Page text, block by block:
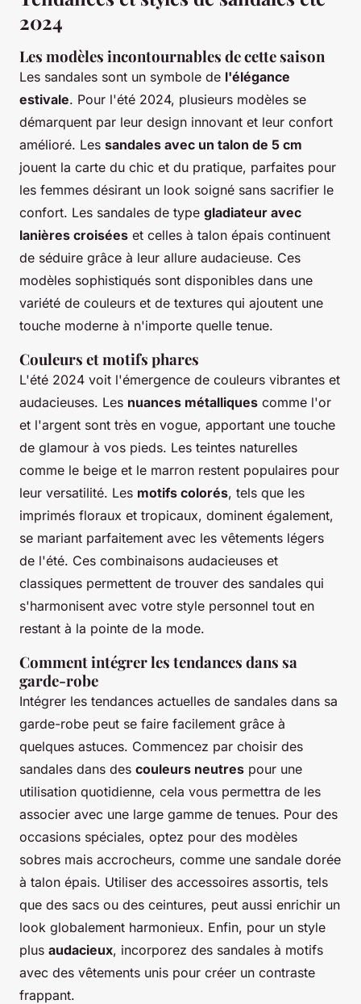
2024
Les modèles incontournables de cette saison
Les sandales sont un symbole de l'élégance
estivale. Pour l'été 2024, plusieurs modèles se
démarquent par leur design innovant et leur confort
amélioré. Les sandales avec un talon de 5 cm
jouent la carte du chic et du pratique, parfaites pour
les femmes désirant un look soigné sans sacrifier le
confort. Les sandales de type gladiateur avec
lanières croisées et celles à talon épais continuent
de séduire grâce à leur allure audacieuse. Ces
modèles sophistiqués sont disponibles dans une
variété de couleurs et de textures qui ajoutent une
touche moderne à n'importe quelle tenue.
Couleurs et motifs phares
L'été 2024 voit l'émergence de couleurs vibrantes et
audacieuses. Les nuances métalliques comme l'or
et l'argent sont très en vogue, apportant une touche
de glamour à vos pieds. Les teintes naturelles
comme le beige et le marron restent populaires pour
leur versatilité. Les motifs colorés, tels que les
imprimés floraux et tropicaux, dominent également,
se mariant parfaitement avec les vêtements légers
de l'été. Ces combinaisons audacieuses et
classiques permettent de trouver des sandales qui
s'harmonisent avec votre style personnel tout en
restant à la pointe de la mode.
Comment intégrer les tendances dans sa
garde-robe
Intégrer les tendances actuelles de sandales dans sa
garde-robe peut se faire facilement grâce à
quelques astuces. Commencez par choisir des
sandales dans des couleurs neutres pour une
utilisation quotidienne, cela vous permettra de les
associer avec une large gamme de tenues. Pour des
occasions spéciales, optez pour des modèles
sobres mais accrocheurs, comme une sandale dorée
à talon épais. Utiliser des accessoires assortis, tels
que des sacs ou des ceintures, peut aussi enrichir un
look globalement harmonieux. Enfin, pour un style
plus audacieux, incorporez des sandales à motifs
avec des vêtements unis pour créer un contraste
frappant.